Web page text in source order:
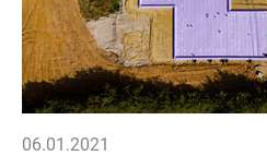
06.01.2021